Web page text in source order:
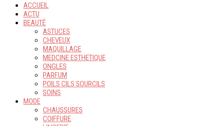
ACCUEIL
ACTU
BEAUTÉ
ASTUCES
CHEVEUX
MAQUILLAGE
MEDCINE ESTHETIQUE
ONGLES
PARFUM
POILS CILS SOURCILS
SOINS
MODE
CHAUSSURES
COIFFURE